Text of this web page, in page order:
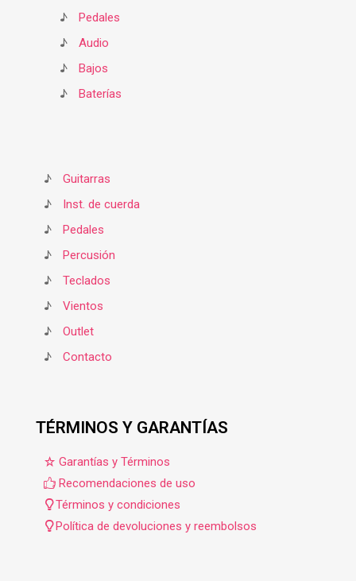
♪
Pedales
♪
Audio
♪
Bajos
♪
Baterías
♪
Guitarras
♪
Inst. de cuerda
♪
Pedales
♪
Percusión
♪
Teclados
♪
Vientos
♪
Outlet
♪
Contacto
TÉRMINOS Y GARANTÍAS
Garantías y Términos
Recomendaciones de uso
Términos y condiciones
Política de devoluciones y reembolsos